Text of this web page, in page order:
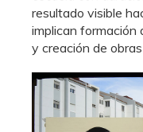
resultado visible
implican formación
y creación de